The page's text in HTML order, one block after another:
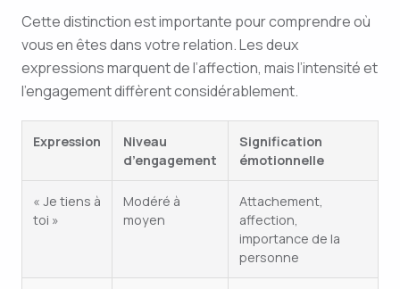
Cette distinction est importante pour comprendre où
vous en êtes dans votre relation. Les deux
expressions marquent de l’affection, mais l’intensité et
l’engagement diffèrent considérablement.
Expression
Niveau
d’engagement
Signification
émotionnelle
« Je tiens à
toi »
Modéré à
moyen
Attachement,
affection,
importance de la
personne